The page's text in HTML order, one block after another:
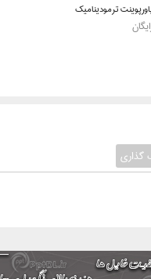
ترمودینامیک
گذاری